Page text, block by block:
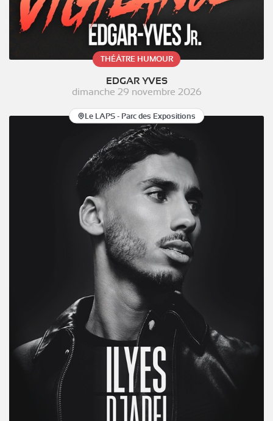
THÉÂTRE HUMOUR
EDGAR YVES
dimanche 29 novembre 2026
Le LAPS - Parc des Expositions